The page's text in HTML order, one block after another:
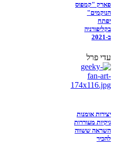
פארק "קמפוס
הנוקמים"
יפתח
בקליפורניה
ב-2021
עדי פרל
יצירות אומנות
גיקיות מעוררות
השראה ששווה
להכיר